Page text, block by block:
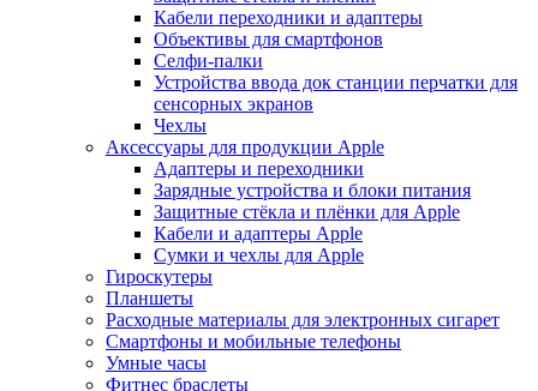
Кабели переходники и адаптеры
Объективы для смартфонов
Селфи-палки
Устройства ввода док станции перчатки для
сенсорных экранов
Чехлы
Аксессуары для продукции Apple
Адаптеры и переходники
Зарядные устройства и блоки питания
Защитные стёкла и плёнки для Apple
Кабели и адаптеры Apple
Сумки и чехлы для Apple
Гироскутеры
Планшеты
Расходные материалы для электронных сигарет
Смартфоны и мобильные телефоны
Умные часы
Фитнес браслеты